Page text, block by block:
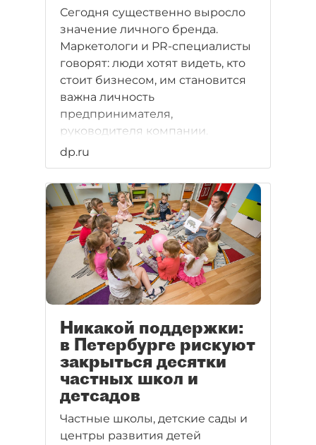
Сегодня существенно выросло
значение личного бренда.
Маркетологи и PR-специалисты
говорят: люди хотят видеть, кто
стоит бизнесом, им становится
важна личность
предпринимателя,
руководителя компании.
"Деловой Петербург" задолго до
этой волны пристального
интереса к персоналиям начал
награждать лучших в своих
сегментах экономики. В 2025
году церемония "Топ 100"
прошла в 22-й раз.
dp.ru
Никакой поддержки:
в Петербурге рискуют
закрыться десятки
частных школ и
детсадов
Частные школы, детские сады и
центры развития детей